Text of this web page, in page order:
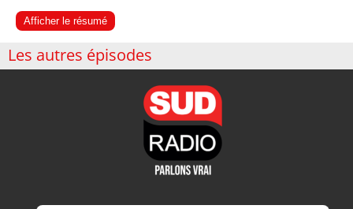
Afficher le résumé
Les autres épisodes